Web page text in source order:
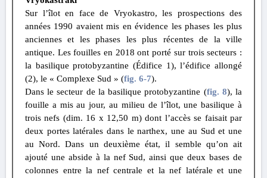
Sur l’îlot en face de Vryokastro, les prospections des
années 1990 avaient mis en évidence les phases les plus
anciennes et les phases les plus récentes de la ville
antique. Les fouilles en 2018 ont porté sur trois secteurs :
la basilique protobyzantine (Édifice 1), l’édifice allongé
(2), le « Complexe Sud » (fig. 6-7).
Dans le secteur de la basilique protobyzantine (fig. 8), la
fouille a mis au jour, au milieu de l’îlot, une basilique à
trois nefs (dim. 16 x 12,50 m) dont l’accès se faisait par
deux portes latérales dans le narthex, une au Sud et une
au Nord. Dans un deuxième état, il semble qu’on ait
ajouté une abside à la nef Sud, ainsi que deux bases de
colonnes entre la nef centrale et la nef latérale et une